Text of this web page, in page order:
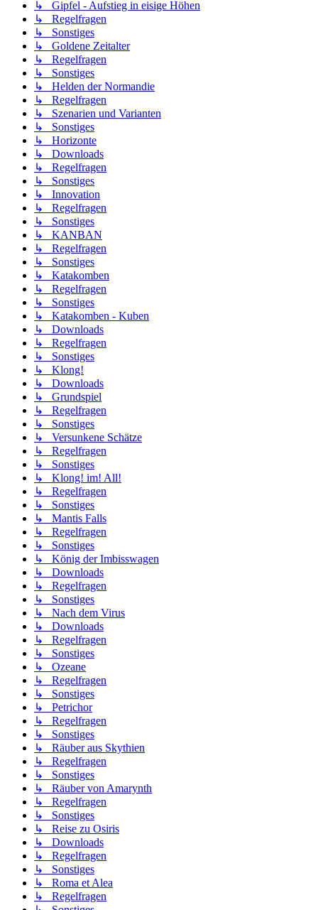
↳ Gipfel - Aufstieg in eisige Höhen
↳ Regelfragen
↳ Sonstiges
↳ Goldene Zeitalter
↳ Regelfragen
↳ Sonstiges
↳ Helden der Normandie
↳ Regelfragen
↳ Szenarien und Varianten
↳ Sonstiges
↳ Horizonte
↳ Downloads
↳ Regelfragen
↳ Sonstiges
↳ Innovation
↳ Regelfragen
↳ Sonstiges
↳ KANBAN
↳ Regelfragen
↳ Sonstiges
↳ Katakomben
↳ Regelfragen
↳ Sonstiges
↳ Katakomben - Kuben
↳ Downloads
↳ Regelfragen
↳ Sonstiges
↳ Klong!
↳ Downloads
↳ Grundspiel
↳ Regelfragen
↳ Sonstiges
↳ Versunkene Schätze
↳ Regelfragen
↳ Sonstiges
↳ Klong! im! All!
↳ Regelfragen
↳ Sonstiges
↳ Mantis Falls
↳ Regelfragen
↳ Sonstiges
↳ König der Imbisswagen
↳ Downloads
↳ Regelfragen
↳ Sonstiges
↳ Nach dem Virus
↳ Downloads
↳ Regelfragen
↳ Sonstiges
↳ Ozeane
↳ Regelfragen
↳ Sonstiges
↳ Petrichor
↳ Regelfragen
↳ Sonstiges
↳ Räuber aus Skythien
↳ Regelfragen
↳ Sonstiges
↳ Räuber von Amarynth
↳ Regelfragen
↳ Sonstiges
↳ Reise zu Osiris
↳ Downloads
↳ Regelfragen
↳ Sonstiges
↳ Roma et Alea
↳ Regelfragen